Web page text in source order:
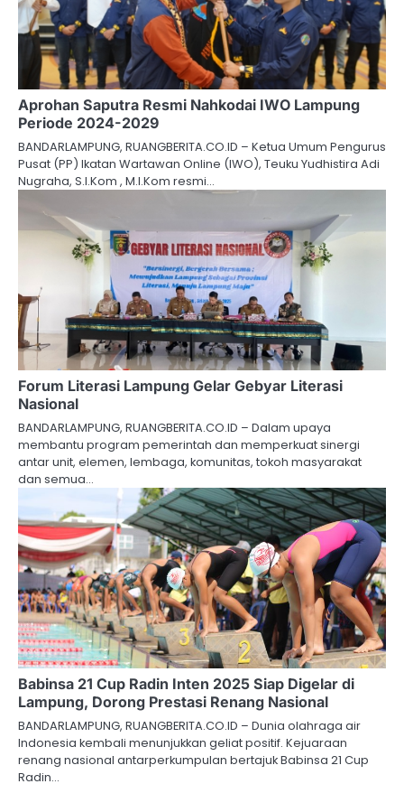
Aprohan Saputra Resmi Nahkodai IWO Lampung
Periode 2024-2029
BANDARLAMPUNG, RUANGBERITA.CO.ID – Ketua Umum Pengurus
Pusat (PP) Ikatan Wartawan Online (IWO), Teuku Yudhistira Adi
Nugraha, S.I.Kom , M.I.Kom resmi…
Forum Literasi Lampung Gelar Gebyar Literasi
Nasional
BANDARLAMPUNG, RUANGBERITA.CO.ID – Dalam upaya
membantu program pemerintah dan memperkuat sinergi
antar unit, elemen, lembaga, komunitas, tokoh masyarakat
dan semua…
Babinsa 21 Cup Radin Inten 2025 Siap Digelar di
Lampung, Dorong Prestasi Renang Nasional
BANDARLAMPUNG, RUANGBERITA.CO.ID – Dunia olahraga air
Indonesia kembali menunjukkan geliat positif. Kejuaraan
renang nasional antarperkumpulan bertajuk Babinsa 21 Cup
Radin…